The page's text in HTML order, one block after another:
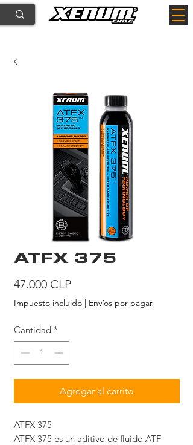
ATFX 375
47.000 CLPPrecio
Impuesto incluido | Envíos por pagar
Cantidad *
Agregar al carrito
ATFX 375
ATFX 375 es un aditivo de fluido ATF